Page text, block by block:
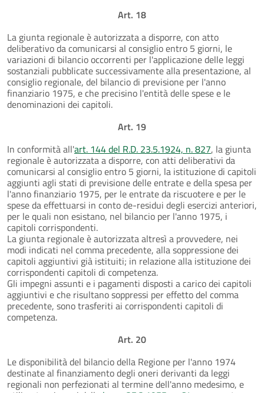
Art. 18
La giunta regionale è autorizzata a disporre, con atto
deliberativo da comunicarsi al consiglio entro 5 giorni, le
variazioni di bilancio occorrenti per l'applicazione delle leggi
sostanziali pubblicate successivamente alla presentazione, al
consiglio regionale, del bilancio di previsione per l'anno
finanziario 1975, e che precisino l'entità delle spese e le
denominazioni dei capitoli.
Art. 19
In conformità all'art. 144 del R.D. 23.5.1924, n. 827, la giunta
regionale è autorizzata a disporre, con atti deliberativi da
comunicarsi al consiglio entro 5 giorni, la istituzione di capitoli
aggiunti agli stati di previsione delle entrate e della spesa per
l'anno finanziario 1975, per le entrate da riscuotere e per le
spese da effettuarsi in conto de-residui degli esercizi anteriori,
per le quali non esistano, nel bilancio per l'anno 1975, i
capitoli corrispondenti.
La giunta regionale è autorizzata altresì a provvedere, nei
modi indicati nel comma precedente, alla soppressione dei
capitoli aggiuntivi già istituiti; in relazione alla istituzione dei
corrispondenti capitoli di competenza.
Gli impegni assunti e i pagamenti disposti a carico dei capitoli
aggiuntivi e che risultano soppressi per effetto del comma
precedente, sono trasferiti ai corrispondenti capitoli di
competenza.
Art. 20
Le disponibilità del bilancio della Regione per l'anno 1974
destinate al finanziamento degli oneri derivanti da leggi
regionali non perfezionati al termine dell'anno medesimo, e